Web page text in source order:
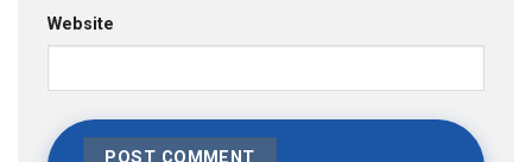
Website